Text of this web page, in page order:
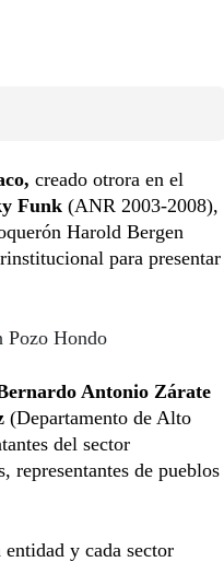
creado otrora en el
Funk (ANR 2003-2008),
Harold Bergen
para presentar
Pozo Hondo
Antonio Zárate
(Departamento de Alto
del sector
representantes de pueblos
y cada sector